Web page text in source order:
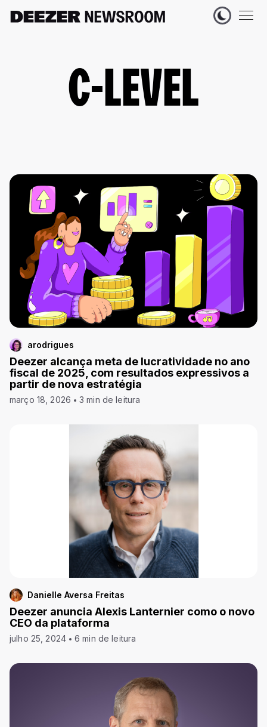
C-LEVEL
arodrigues
Deezer alcança meta de lucratividade no ano
fiscal de 2025, com resultados expressivos a
partir de nova estratégia
março 18, 2026 3 min de leitura
Danielle Aversa Freitas
Deezer anuncia Alexis Lanternier como o novo
CEO da plataforma
julho 25, 2024 6 min de leitura